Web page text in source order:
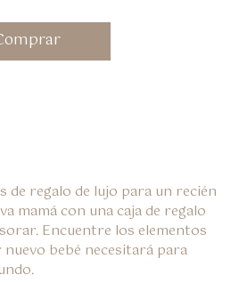
de regalo de lujo para un recién
mamá con una caja de regalo
Encuentre los elementos
nuevo bebé necesitará para